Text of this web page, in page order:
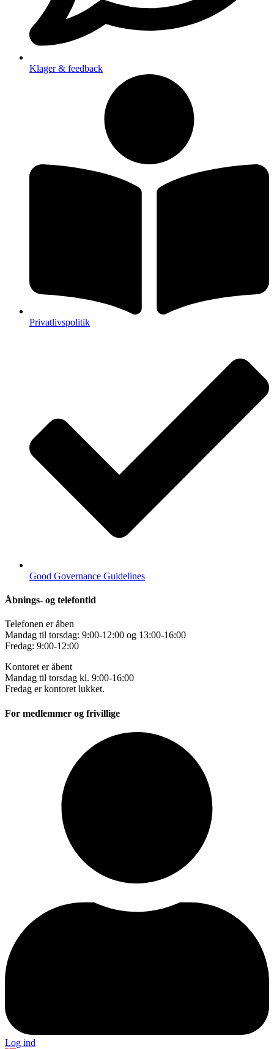
Klager & feedback
Privatlivspolitik
Good Governance Guidelines
Åbnings- og telefontid
Telefonen er åben
Mandag til torsdag: 9:00-12:00 og 13:00-16:00
Fredag: 9:00-12:00
Kontoret er åbent
Mandag til torsdag kl. 9:00-16:00
Fredag er kontoret lukket.
For medlemmer og frivillige
Log ind